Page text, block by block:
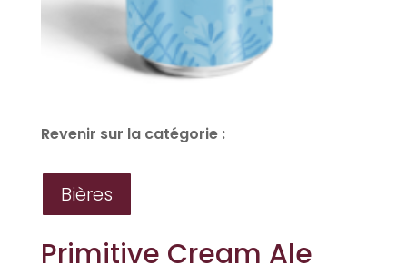
Revenir sur la catégorie :
Bières
Primitive Cream Ale